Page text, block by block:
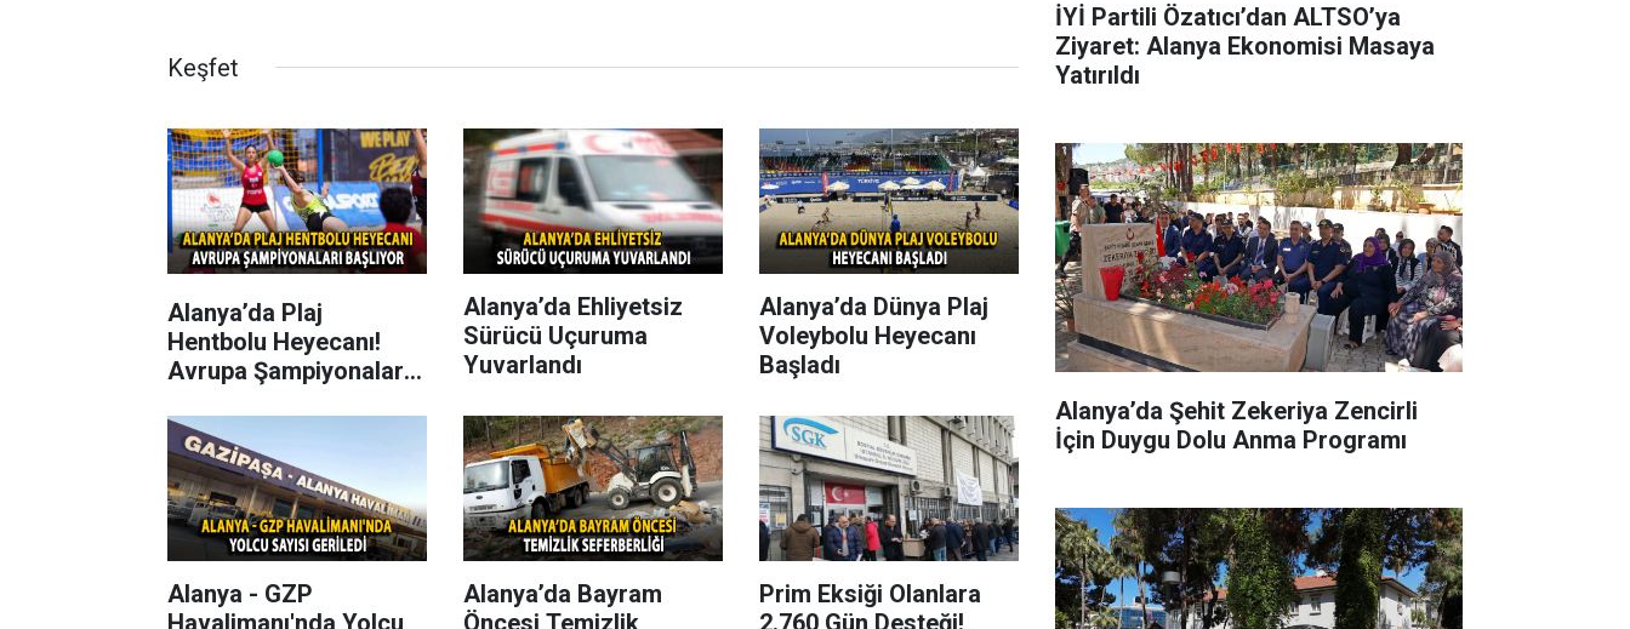
Keşfet
Alanya’da Plaj
Hentbolu Heyecanı!
Avrupa Şampiyonaları
Alanya’da Ehliyetsiz
Sürücü Uçuruma
Yuvarlandı
Alanya’da Dünya Plaj
Voleybolu Heyecanı
Başladı
Alanya - GZP
Alanya’da Bayram
Prim Eksiği Olanlara
İYİ Partili Özatıcı’dan ALTSO’ya
Ziyaret: Alanya Ekonomisi Masaya
Yatırıldı
Alanya’da Şehit Zekeriya Zencirli
İçin Duygu Dolu Anma Programı